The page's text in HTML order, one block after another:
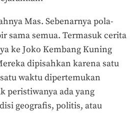
Mas. Sebenarnya pola-
sama semua. Termasuk cerita
ke Joko Kembang Kuning
dipisahkan karena satu
waktu dipertemukan
peristiwanya ada yang
geografis, politis, atau